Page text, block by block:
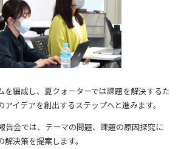
を編成し、夏クォーターでは課題を解決するた
イデアを創出するステップへと進みます。
告会では、テーマの問題、課題の原因探究に
決策を提案します。